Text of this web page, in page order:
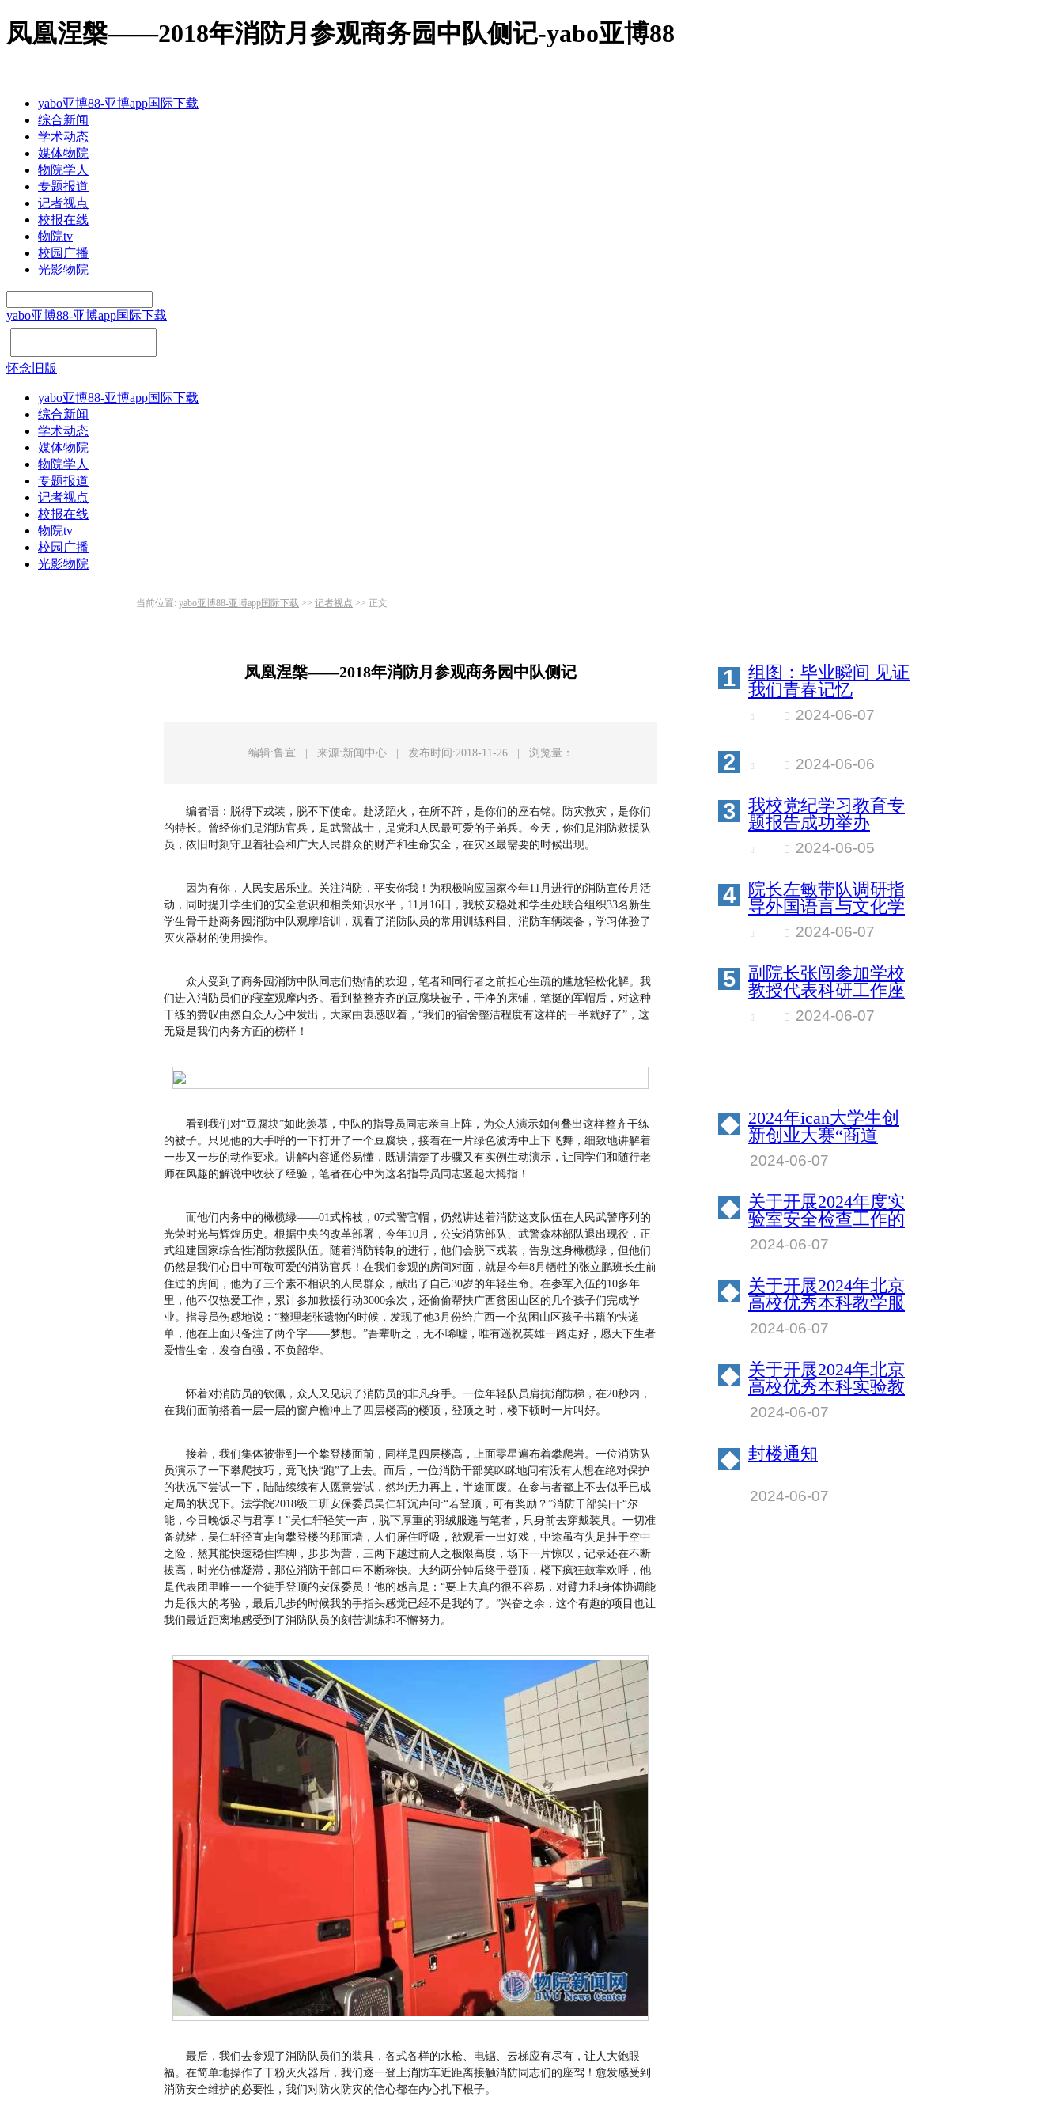
凤凰涅槃——2018年消防月参观商务园中队侧记-yabo亚博88
yabo亚博88-亚博app国际下载
综合新闻
学术动态
媒体物院
物院学人
专题报道
记者视点
校报在线
物院tv
校园广播
光影物院
yabo亚博88-亚博app国际下载
怀念旧版
yabo亚博88-亚博app国际下载
综合新闻
学术动态
媒体物院
物院学人
专题报道
记者视点
校报在线
物院tv
校园广播
光影物院
当前位置: yabo亚博88-亚博app国际下载 >> 记者视点 >> 正文
凤凰涅槃——2018年消防月参观商务园中队侧记
编辑:鲁宣 来源:新闻中心 发布时间:2018-11-26 浏览量：
编者语： 脱得下戎装，脱不下使命。赴汤蹈火，在所不辞，是你们的座右铭。防灾救灾，是你们
的特长。曾经你们是消防官兵，是武警战士，是党和人民最可爱的子弟兵。今天，你们是消防救援队
员，依旧时刻守卫着社会和广大人民群众的财产和生命安全，在灾区最需要的时候出现。
因为有你，人民安居乐业。关注消防，平安你我！为积极响应国家今年11月进行的消防宣传月活
动，同时提升学生们的安全意识和相关知识水平，11月16日，我校安稳处和学生处联合组织33名新生
学生骨干赴商务园消防中队观摩培训，观看了消防队员的常用训练科目、消防车辆装备，学习体验了
灭火器材的使用操作。
众人受到了商务园消防中队同志们热情的欢迎，笔者和同行者之前担心生疏的尴尬轻松化解。我
们进入消防员们的寝室观摩内务。看到整整齐齐的豆腐块被子，干净的床铺，笔挺的军帽后，对这种
干练的赞叹由然自众人心中发出，大家由衷感叹着，“我们的宿舍整洁程度有这样的一半就好了”，这
无疑是我们内务方面的榜样！
看到我们对“豆腐块”如此羡慕，中队的指导员同志亲自上阵，为众人演示如何叠出这样整齐干练
的被子。只见他的大手呼的一下打开了一个豆腐块，接着在一片绿色波涛中上下飞舞，细致地讲解着
一步又一步的动作要求。讲解内容通俗易懂，既讲清楚了步骤又有实例生动演示，让同学们和随行老
师在风趣的解说中收获了经验，笔者在心中为这名指导员同志竖起大拇指！
而他们内务中的橄榄绿——01式棉被，07式警官帽，仍然讲述着消防这支队伍在人民武警序列的
光荣时光与辉煌历史。根据中央的改革部署，今年10月，公安消防部队、武警森林部队退出现役，正
式组建国家综合性消防救援队伍。随着消防转制的进行，他们会脱下戎装，告别这身橄榄绿，但他们
仍然是我们心目中可敬可爱的消防官兵！在我们参观的房间对面，就是今年8月牺牲的张立鹏班长生前
住过的房间，他为了三个素不相识的人民群众，献出了自己30岁的年轻生命。在参军入伍的10多年
里，他不仅热爱工作，累计参加救援行动3000余次，还偷偷帮扶广西贫困山区的几个孩子们完成学
业。指导员伤感地说：“整理老张遗物的时候，发现了他3月份给广西一个贫困山区孩子书籍的快递
单，他在上面只备注了两个字——梦想。”吾辈听之，无不唏嘘，唯有遥祝英雄一路走好，愿天下生者
爱惜生命，发奋自强，不负韶华。
怀着对消防员的钦佩，众人又见识了消防员的非凡身手。一位年轻队员肩抗消防梯，在20秒内，
在我们面前搭着一层一层的窗户檐冲上了四层楼高的楼顶，登顶之时，楼下顿时一片叫好。
接着，我们集体被带到一个攀登楼面前，同样是四层楼高，上面零星遍布着攀爬岩。一位消防队
员演示了一下攀爬技巧，竟飞快“跑”了上去。而后，一位消防干部笑眯眯地问有没有人想在绝对保护
的状况下尝试一下，陆陆续续有人愿意尝试，然均无力再上，半途而废。在参与者都上不去似乎已成
定局的状况下。法学院2018级二班安保委员吴仁轩沉声问:“若登顶，可有奖励？”消防干部笑曰:“尔
能，今日晚饭尽与君享！”吴仁轩轻笑一声，脱下厚重的羽绒服递与笔者，只身前去穿戴装具。一切准
备就绪，吴仁轩径直走向攀登楼的那面墙，人们屏住呼吸，欲观看一出好戏，中途虽有失足挂于空中
之险，然其能快速稳住阵脚，步步为营，三两下越过前人之极限高度，场下一片惊叹，记录还在不断
拔高，时光仿佛凝滞，那位消防干部口中不断称快。大约两分钟后终于登顶，楼下疯狂鼓掌欢呼，他
是代表团里唯一一个徒手登顶的安保委员！他的感言是：“要上去真的很不容易，对臂力和身体协调能
力是很大的考验，最后几步的时候我的手指头感觉已经不是我的了。”兴奋之余，这个有趣的项目也让
我们最近距离地感受到了消防队员的刻苦训练和不懈努力。
最后，我们去参观了消防队员们的装具，各式各样的水枪、电锯、云梯应有尽有，让人大饱眼
福。在简单地操作了干粉灭火器后，我们逐一登上消防车近距离接触消防同志们的座驾！愈发感受到
消防安全维护的必要性，我们对防火防灾的信心都在内心扎下根子。
1
组图：毕业瞬间 见证
我们青春记忆
2024-06-07
2 2024-06-06
3
我校党纪学习教育专
题报告成功举办
2024-06-05
4
院长左敏带队调研指
导外国语言与文化学
院工作2024-06-07
5
副院长张闯参加学校
教授代表科研工作座
2024-06-07
◆ 2024年ican大学生创
新创业大赛“商道
杯”管理决策模拟挑
战赛北京物资学院校
2024-06-07
◆ 关于开展2024年度实
验室安全检查工作的
通知
2024-06-07
◆ 关于开展2024年北京
高校优秀本科教学服
务保障人员评选工作
的通知
2024-06-07
◆ 关于开展2024年北京
高校优秀本科实验教
学指导教师评选工作
的通知
2024-06-07
◆ 封楼通知
2024-06-07